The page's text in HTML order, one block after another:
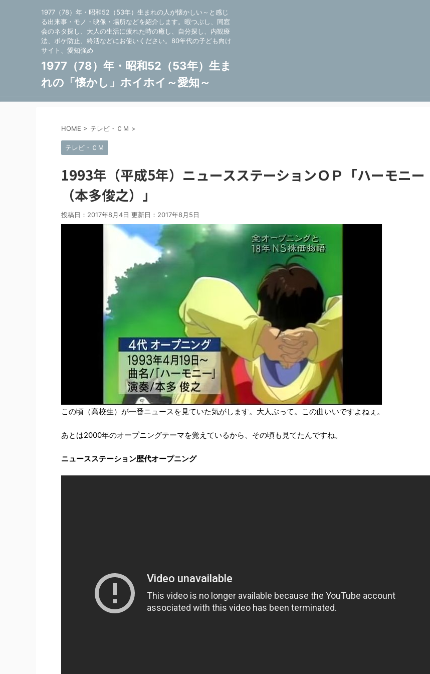
1977（78）年・昭和52（53年）生まれの人が懐かしい～と感じ
る出来事・モノ・映像・場所などを紹介します。暇つぶし、同窓
会のネタ探し、大人の生活に疲れた時の癒し、自分探し、内観療
法、ボケ防止、終活などにお使いください。80年代の子ども向け
サイト、愛知強め
1977（78）年・昭和52（53年）生ま
れの「懐かし」ホイホイ～愛知～
HOME > テレビ・ＣＭ >
テレビ・ＣＭ
1993年（平成5年）ニュースステーションＯＰ「ハーモニー
（本多俊之）」
投稿日：2017年8月4日 更新日： 2017年8月5日
この頃（高校生）が一番ニュースを見ていた気がします。大人ぶって。この曲いいですよねぇ。
あとは2000年のオープニングテーマを覚えているから、その頃も見てたんですね。
ニュースステーション歴代オープニング